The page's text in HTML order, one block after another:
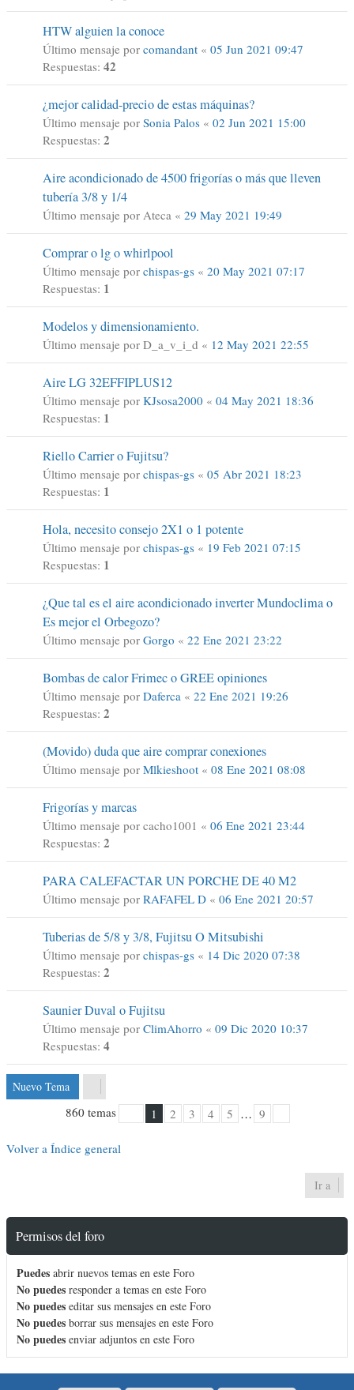
HTW alguien la conoce
Último mensaje por comandant « 05 Jun 2021 09:47
Respuestas: 42
¿mejor calidad-precio de estas máquinas?
Último mensaje por Sonia Palos « 02 Jun 2021 15:00
Respuestas: 2
Aire acondicionado de 4500 frigorías o más que lleven
tubería 3/8 y 1/4
Último mensaje por Ateca « 29 May 2021 19:49
Comprar o lg o whirlpool
Último mensaje por chispas-gs « 20 May 2021 07:17
Respuestas: 1
Modelos y dimensionamiento.
Último mensaje por D_a_v_i_d « 12 May 2021 22:55
Aire LG 32EFFIPLUS12
Último mensaje por KJsosa2000 « 04 May 2021 18:36
Respuestas: 1
Riello Carrier o Fujitsu?
Último mensaje por chispas-gs « 05 Abr 2021 18:23
Respuestas: 1
Hola, necesito consejo 2X1 o 1 potente
Último mensaje por chispas-gs « 19 Feb 2021 07:15
Respuestas: 1
¿Que tal es el aire acondicionado inverter Mundoclima o
Es mejor el Orbegozo?
Último mensaje por Gorgo « 22 Ene 2021 23:22
Bombas de calor Frimec o GREE opiniones
Último mensaje por Daferca « 22 Ene 2021 19:26
Respuestas: 2
(Movido) duda que aire comprar conexiones
Último mensaje por Mlkieshoot « 08 Ene 2021 08:08
Frigorías y marcas
Último mensaje por cacho1001 « 06 Ene 2021 23:44
Respuestas: 2
PARA CALEFACTAR UN PORCHE DE 40 M2
Último mensaje por RAFAFEL D « 06 Ene 2021 20:57
Tuberias de 5/8 y 3/8, Fujitsu O Mitsubishi
Último mensaje por chispas-gs « 14 Dic 2020 07:38
Respuestas: 2
Saunier Duval o Fujitsu
Último mensaje por ClimAhorro « 09 Dic 2020 10:37
Respuestas: 4
Nuevo Tema
860 temas
1 9
1 2 3 4 5 … 9
Volver a Índice general
Ir a
Permisos del foro
Puedes abrir nuevos temas en este Foro
No puedes responder a temas en este Foro
No puedes editar sus mensajes en este Foro
No puedes borrar sus mensajes en este Foro
No puedes enviar adjuntos en este Foro